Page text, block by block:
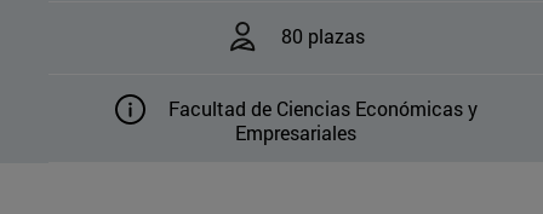
80 plazas
Facultad de Ciencias Económicas y
Empresariales